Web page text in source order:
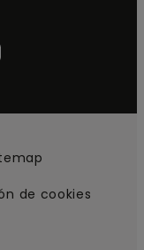
de cookies